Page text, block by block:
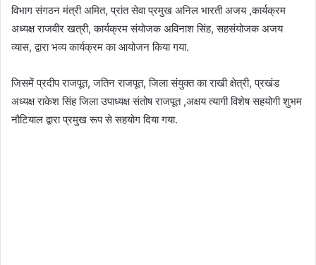
विभाग संगठन मंत्री अमित, प्रांत सेवा प्रमुख अनिल भारती अजय ,कार्यक्रम
अध्यक्ष राजवीर खत्री, कार्यक्रम संयोजक अविनाश सिंह, सहसंयोजक अजय
व्यास, द्वारा भव्य कार्यक्रम का आयोजन किया गया.
जिसमें प्रदीप राजपूत, जतिन राजपूत, जिला संयुक्त का राखी क्षेत्री, प्रखंड
अध्यक्ष राकेश सिंह जिला उपाध्यक्ष संतोष राजपूत ,अक्षय त्यागी विशेष सहयोगी शुभम
नौटियाल द्वारा प्रमुख रूप से सहयोग दिया गया.